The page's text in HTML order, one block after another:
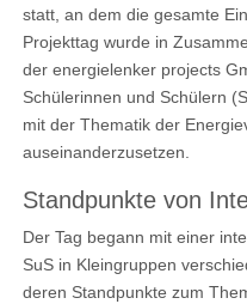
statt, an dem die gesamte
Projekttag wurde in
der energielenker projects
Schülerinnen und Schülern
mit der Thematik der
auseinanderzusetzen.
Standpunkte von
Der Tag begann mit einer
SuS in Kleingruppen
deren Standpunkte zum